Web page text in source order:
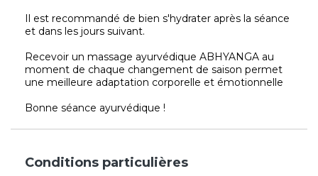
Il est recommandé de bien s'hydrater après la séance
et dans les jours suivant.
Recevoir un massage ayurvédique ABHYANGA au
moment de chaque changement de saison permet
une meilleure adaptation corporelle et émotionnelle
Bonne séance ayurvédique !
Conditions particulières